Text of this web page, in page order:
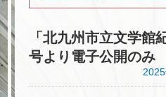
「北九州市立文学
号より電子公開のみ